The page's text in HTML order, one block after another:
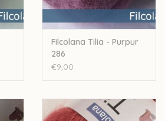
kan afwijken van de werkelijke kleur.
Filcolana Tilia - Purpur
286
€9,00